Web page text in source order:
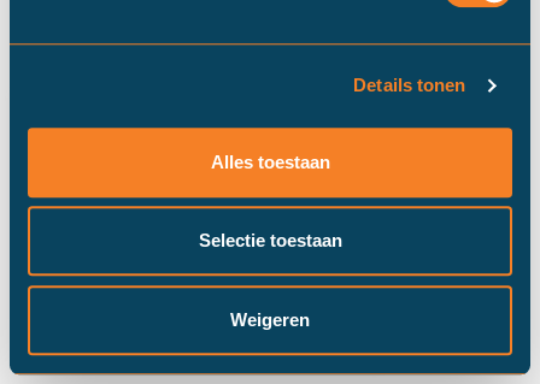
Details tonen
Alles toestaan
Selectie toestaan
Weigeren
Duinstra Melis Makelaars maakt
gebruik van cookies om ervoor te
mogelijk draait​. Klik op “Prima!”, om
pas je instellingen via "cookie
Prima!